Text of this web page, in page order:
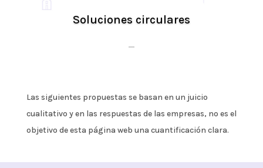
Soluciones circulares
Las siguientes propuestas se basan en un juicio
cualitativo y en las respuestas de las empresas, no es el
objetivo de esta página web una cuantificación clara.